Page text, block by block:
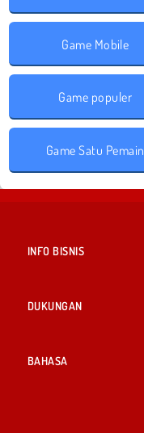
Game Mobile
Game populer
Game Satu Pemain
INFO BISNIS
DUKUNGAN
BAHASA